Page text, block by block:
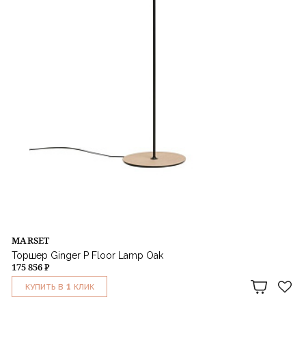
MARSET
Торшер Ginger P Floor Lamp Oak
175 856 ₽
КУПИТЬ В 1 КЛИК